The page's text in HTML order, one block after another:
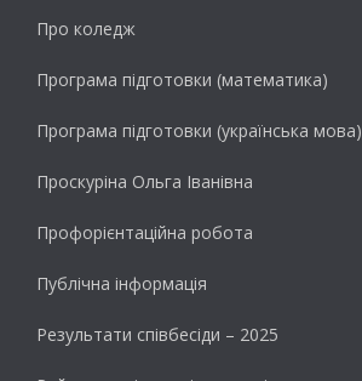
Про коледж
Програма підготовки (математика)
Програма підготовки (українська мова)
Проскуріна Ольга Іванівна
Профорієнтаційна робота
Публічна інформація
Результати cпівбесіди – 2025